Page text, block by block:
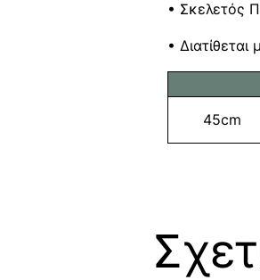
• Σκελετός
•
45cm